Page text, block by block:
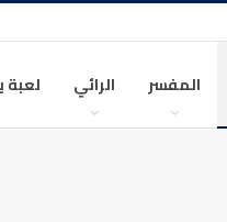
المفسر الرائي لعبة